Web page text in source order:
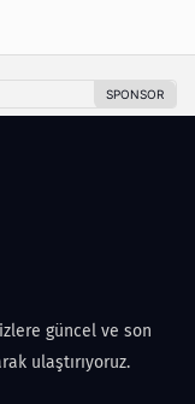
güncel ve son
ulaştırıyoruz.